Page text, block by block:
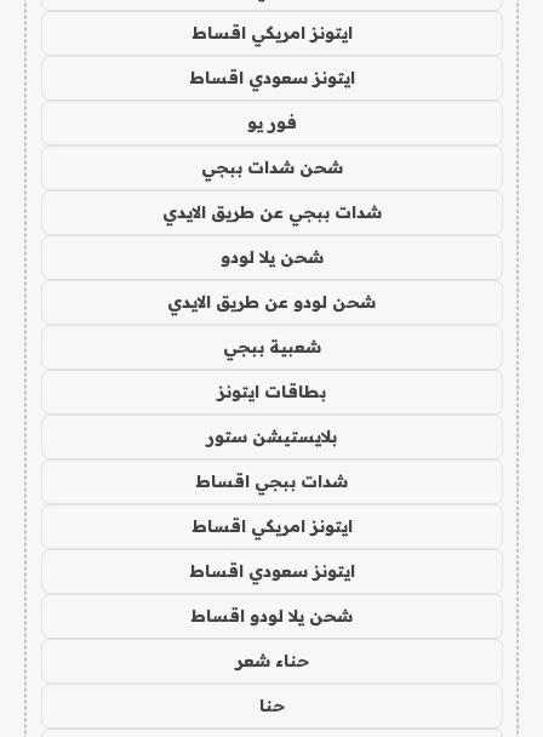
ايتونز امريكي اقساط
ايتونز سعودي اقساط
فور يو
شحن شدات ببجي
شدات ببجي عن طريق الايدي
شحن يلا لودو
شحن لودو عن طريق الايدي
شعبية ببجي
بطاقات ايتونز
بلايستيشن ستور
شدات ببجي اقساط
ايتونز امريكي اقساط
ايتونز سعودي اقساط
شحن يلا لودو اقساط
حناء شعر
حنا